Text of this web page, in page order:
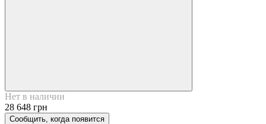
Нет в наличии
28 648 грн
Сообщить, когда появится